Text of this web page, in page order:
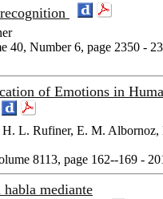
40, Number 6, page 2350 -
of Emotions in
H. L. Rufiner, E. M. Albornoz,
8113, page 162--169 -
mediante